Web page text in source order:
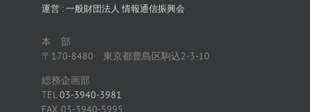
運営 : 一般財団法人 情報通信振興会
本 部
〒170-8480 東京都豊島区駒込2-3-10
総務企画部
TEL03-3940-3981
FAX 03-3940-5995